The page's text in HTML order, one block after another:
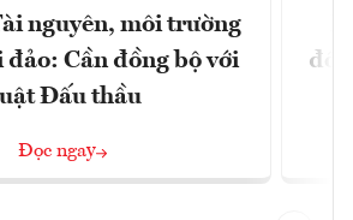
nguyên, môi trường
đảo: Cần đồng bộ với
Đấu thầu
Đọc ngay